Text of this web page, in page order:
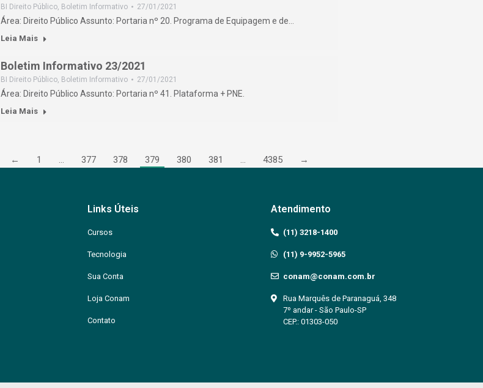
BI Direito Público, Boletim Informativo 27/01/2021
Área: Direito Público Assunto: Portaria nº 20. Programa de Equipagem e de…
Leia Mais
Boletim Informativo 23/2021
BI Direito Público, Boletim Informativo 27/01/2021
Área: Direito Público Assunto: Portaria nº 41. Plataforma + PNE.
Leia Mais
← 1 … 377 378 379 380 381 … 4385 →
Links Úteis
Cursos
Tecnologia
Sua Conta
Loja Conam
Contato
Atendimento
(11) 3218-1400
(11) 9-9952-5965
conam@conam.com.br
Rua Marquês de Paranaguá, 348
7º andar - São Paulo-SP
CEP.: 01303-050